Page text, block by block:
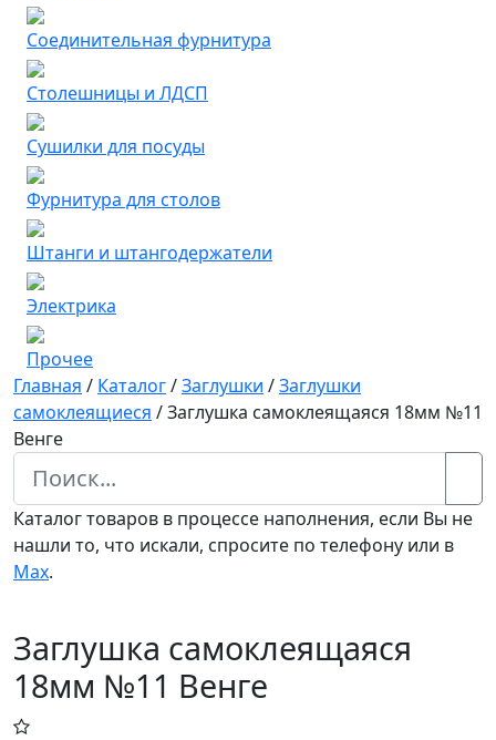
Соединительная фурнитура
Столешницы и ЛДСП
Сушилки для посуды
Фурнитура для столов
Штанги и штангодержатели
Электрика
Прочее
Главная / Каталог/Заглушки /Заглушки
самоклеящиеся /Заглушка самоклеящаяся 18мм №11
Венге
Каталог товаров в процессе наполнения, если Вы не
нашли то, что искали, спросите по телефону или в
Мах.
Заглушка самоклеящаяся
18мм №11 Венге